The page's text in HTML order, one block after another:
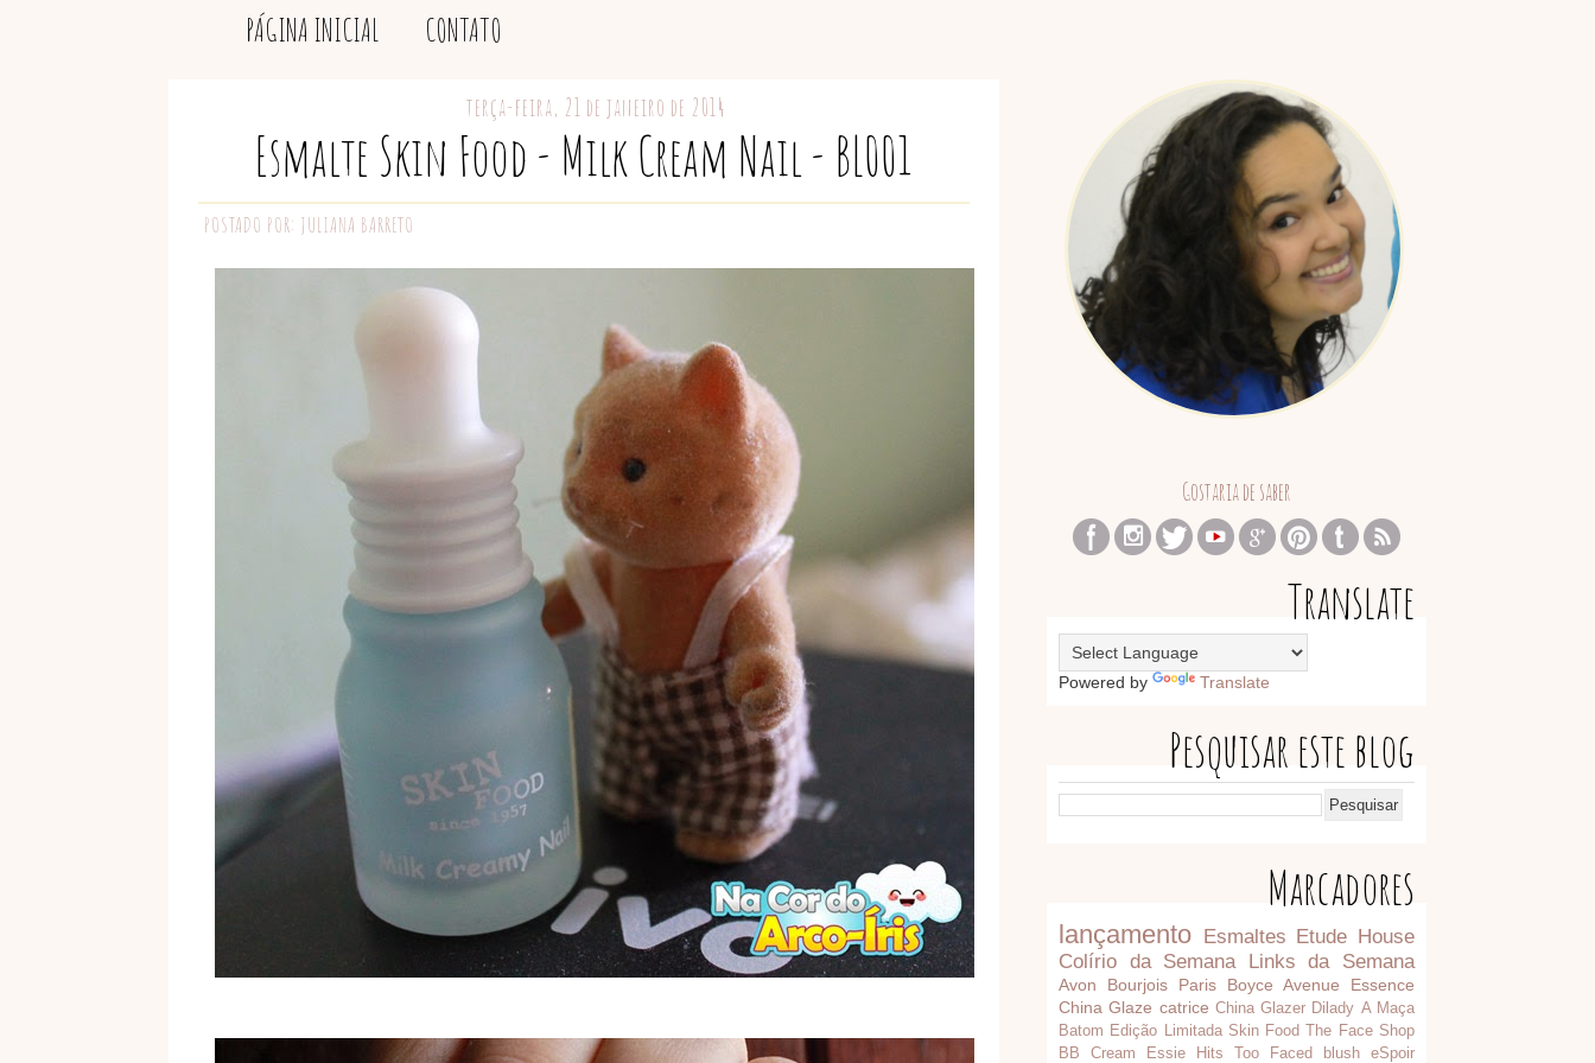
PÁGINA INICIAL CONTATO
terça-feira, 21 de janeiro de 2014
Esmalte Skin Food - Milk Cream Nail - BL001
POSTADO POR: JULIANA BARRETO
Juliana
Gostaria de saber
Translate
Powered by Translate
Pesquisar este blog
Marcadores
lançamento Esmaltes Etude House
Colírio da Semana
Links da Semana
Avon Bourjois Paris Boyce Avenue
Essence
China Glaze catrice China Glazer Dilady A Maça
Batom Edição Limitada Skin Food The Face Shop
BB Cream
Essie Hits Too Faced blush eSpoir